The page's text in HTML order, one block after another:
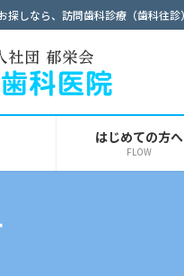
探しなら、訪問歯科診療（歯科往
はじめての方へ
FLOW